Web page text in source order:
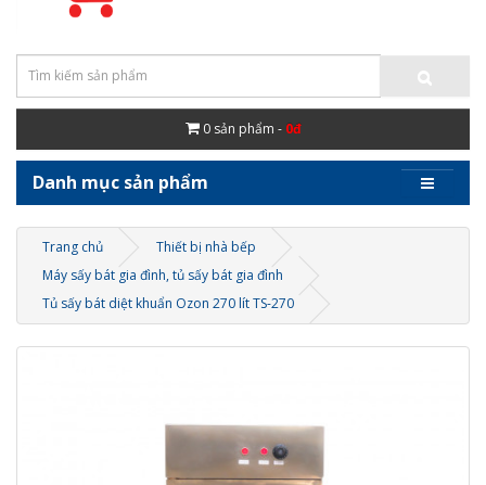
0 sản phẩm - 0đ
Danh mục sản phẩm
Trang chủ
Thiết bị nhà bếp
Máy sấy bát gia đình, tủ sấy bát gia đình
Tủ sấy bát diệt khuẩn Ozon 270 lít TS-270